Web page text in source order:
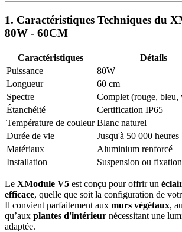
1. Caractéristiques Techniques du
80W - 60CM
Caractéristiques
Détails
Puissance
80W
Longueur
60 cm
Spectre
Complet (rouge, bleu,
Étanchéité
Certification IP65
Température de couleur Blanc naturel
Durée de vie
Jusqu'à 50 000 heures
Matériaux
Aluminium renforcé
Installation
Suspension ou
Le XModule V5 est conçu pour offrir un
efficace, quelle que soit la configuration de
Il convient parfaitement aux murs végétaux,
qu’aux plantes d'intérieur nécessitant une
adaptée.